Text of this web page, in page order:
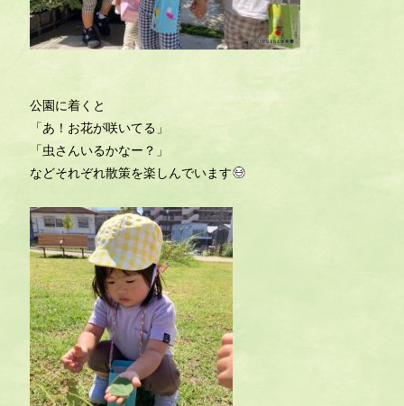
公園に着くと
「あ！お花が咲いてる」
「虫さんいるかなー？」
などそれぞれ散策を楽しんでいます